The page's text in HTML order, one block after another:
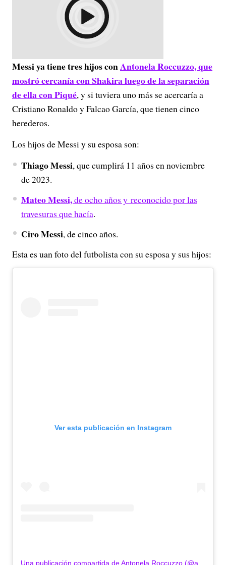
Messi ya tiene tres hijos conAntonela Roccuzzo, que
mostró cercanía con Shakira luego de la separación
de ella con Piqué, y si tuviera uno más se acercaría a
Cristiano Ronaldo y Falcao García, que tienen cinco
herederos.
Los hijos de Messi y su esposa son:
Thiago Messi, que cumplirá 11 años en noviembre
de 2023.
Mateo Messi,de ocho años y reconocido por las
travesuras que hacía.
Ciro Messi, de cinco años.
Esta es uan foto del futbolista con su esposa y sus hijos:
Ver esta publicación en Instagram